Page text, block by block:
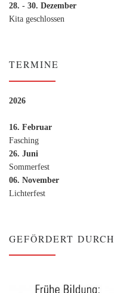
28. - 30. Dezember
Kita geschlossen
TERMINE
2026
16. Februar
Fasching
26. Juni
Sommerfest
06. November
Lichterfest
GEFÖRDERT DURCH